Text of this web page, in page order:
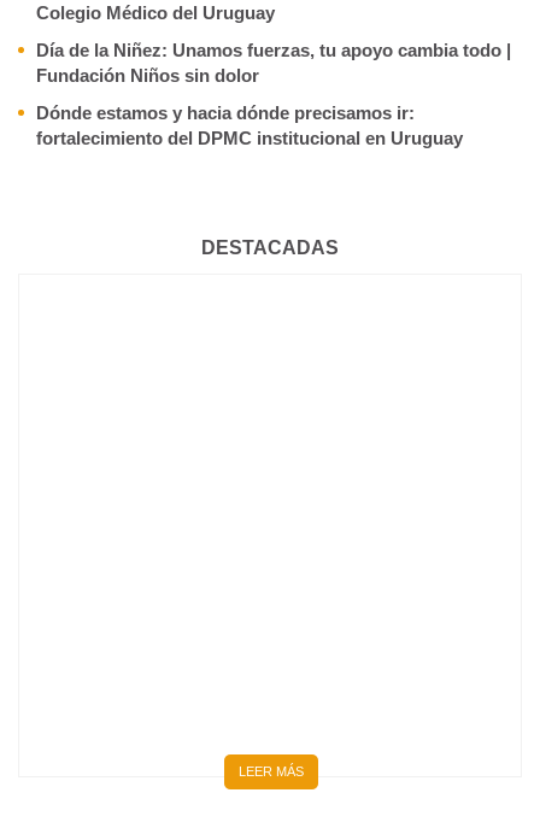
Colegio Médico del Uruguay
Día de la Niñez: Unamos fuerzas, tu apoyo cambia todo |
Fundación Niños sin dolor
Dónde estamos y hacia dónde precisamos ir:
fortalecimiento del DPMC institucional en Uruguay
DESTACADAS
LEER MÁS